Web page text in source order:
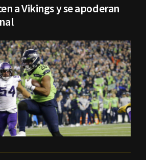
a Vikings y se apoderan